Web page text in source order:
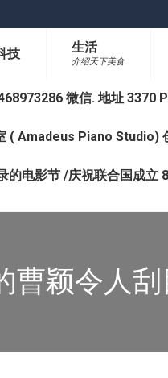
技 生活
介绍天下美食
微信. 地址
( Amadeus Piano Studio)
电影节 /庆祝联合国成立
曹颖令人